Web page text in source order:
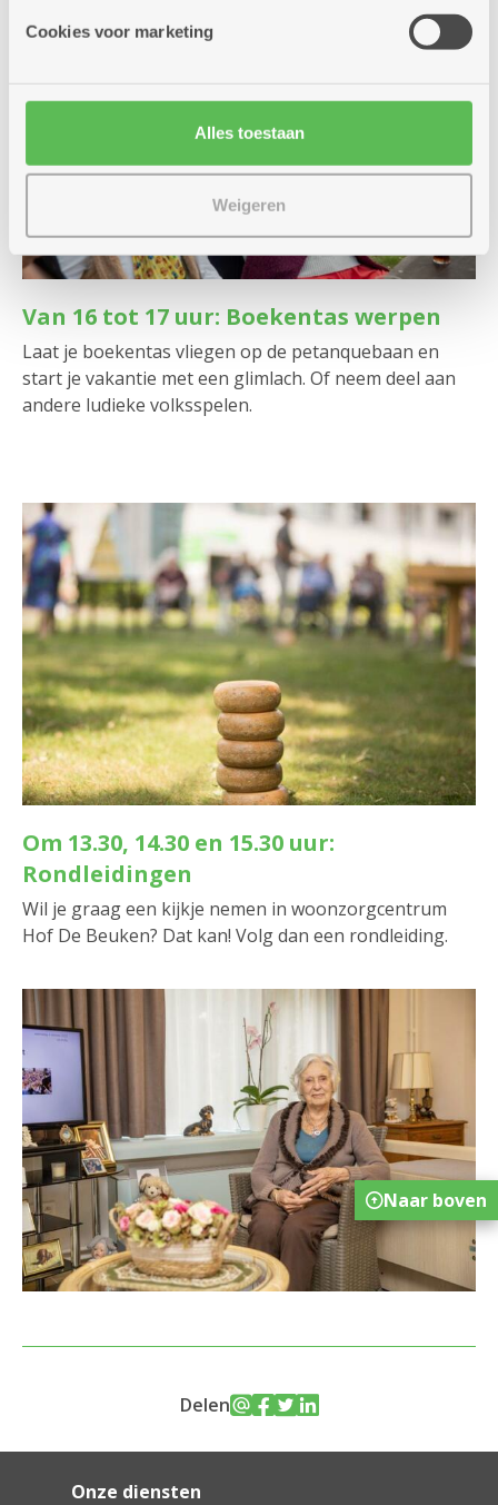
Cookies voor marketing
Alles toestaan
Weigeren
Van 16 tot 17 uur: Boekentas werpen
Laat je boekentas vliegen op de petanquebaan en
start je vakantie met een glimlach. Of neem deel aan
andere ludieke volksspelen.
Om 13.30, 14.30 en 15.30 uur:
Rondleidingen
Wil je graag een kijkje nemen in woonzorgcentrum
Hof De Beuken? Dat kan! Volg dan een rondleiding.
Delen
Onze diensten
Naar boven